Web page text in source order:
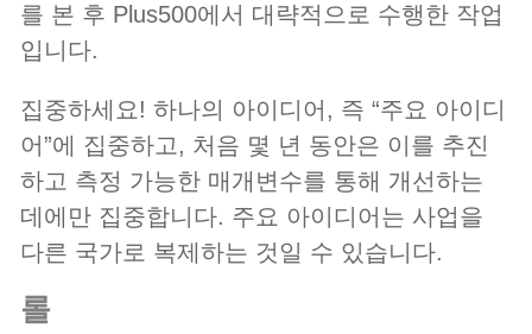
를 본 후 Plus500에서 대략적으로 수행한 작업
입니다.
집중하세요! 하나의 아이디어, 즉 “주요 아이디
어”에 집중하고, 처음 몇 년 동안은 이를 추진
하고 측정 가능한 매개변수를 통해 개선하는
데에만 집중합니다. 주요 아이디어는 사업을
다른 국가로 복제하는 것일 수 있습니다.
롤